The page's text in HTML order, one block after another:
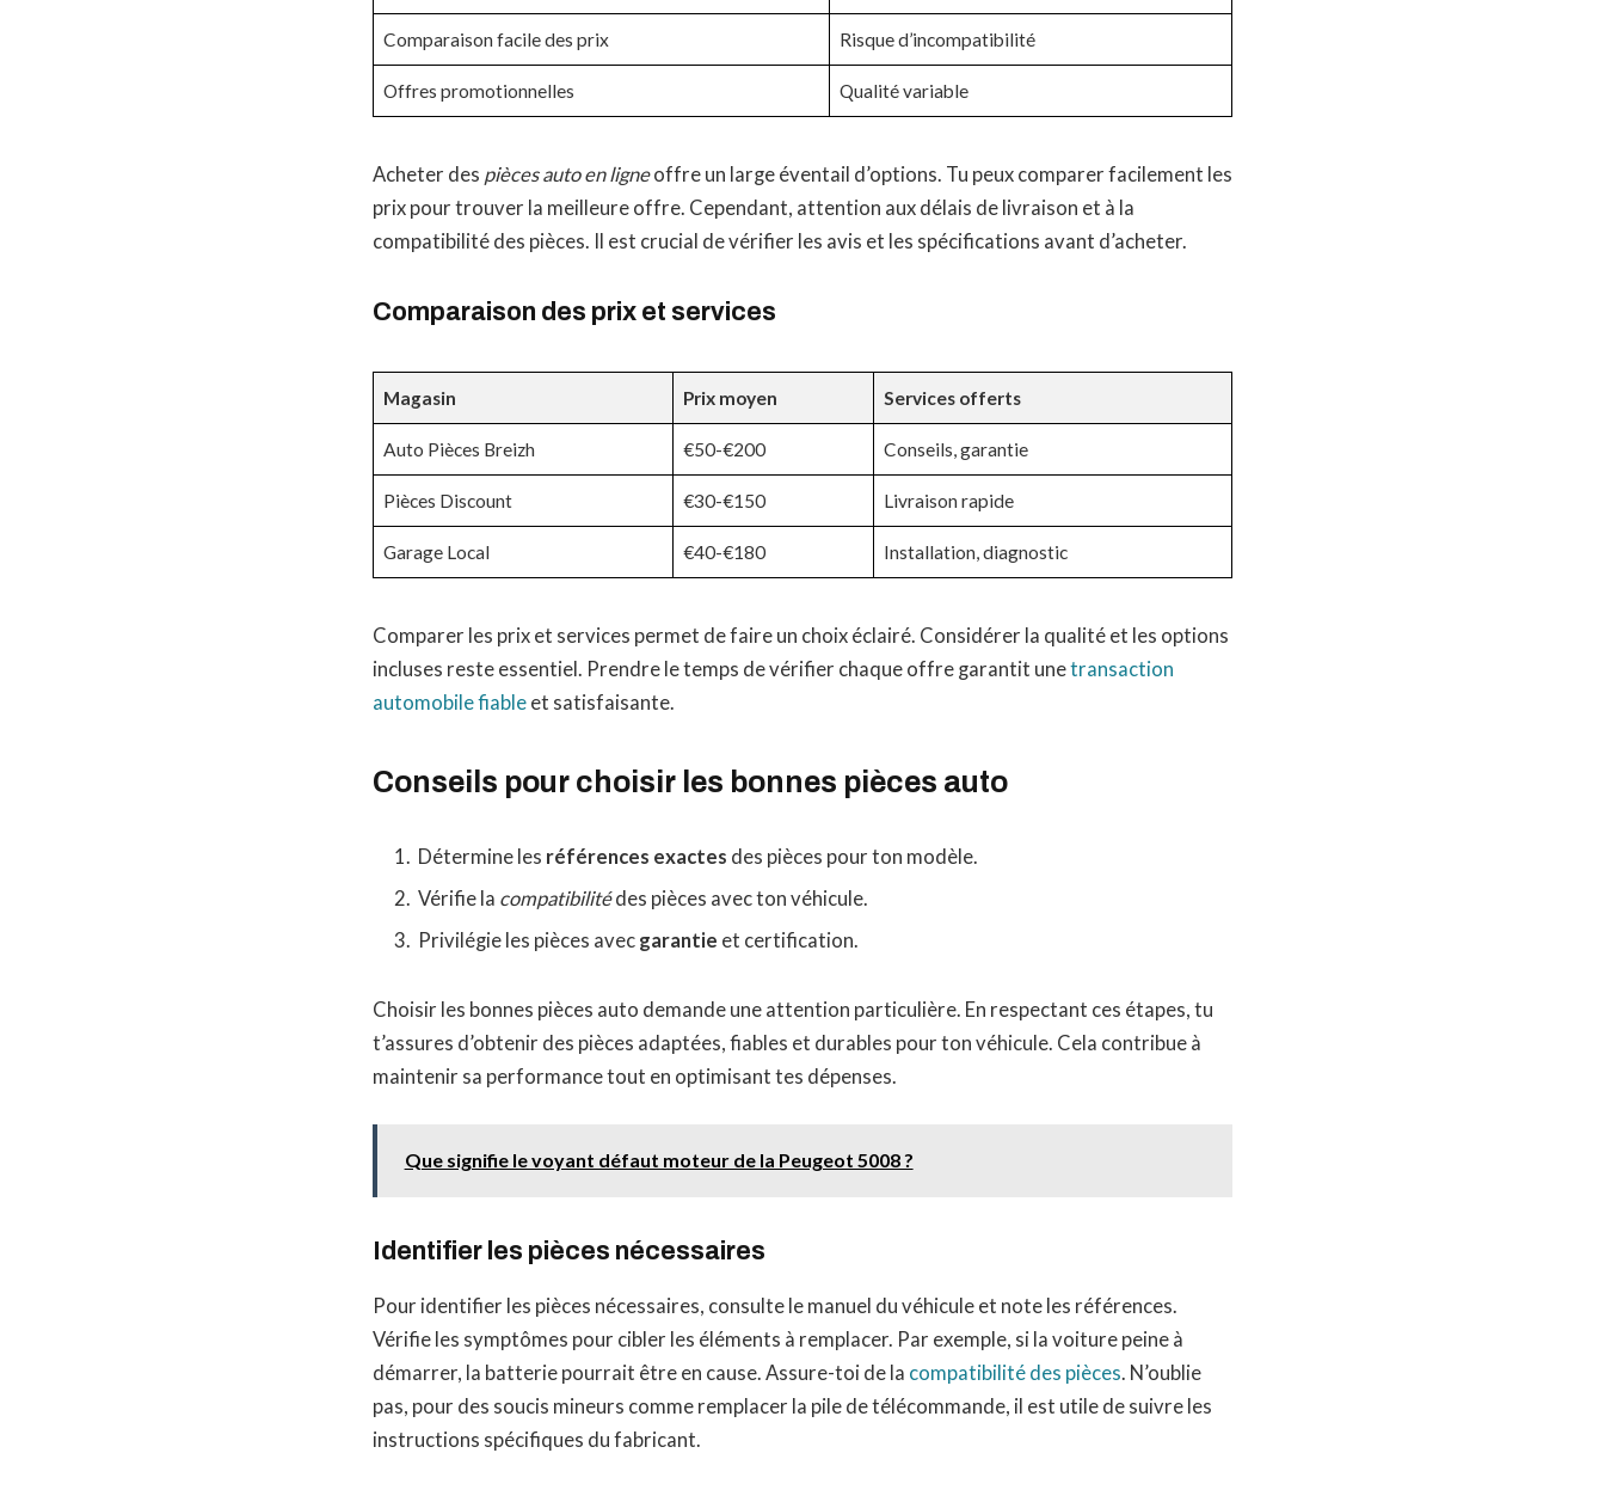
Comparaison facile des prix Risque d’incompatibilité
Offres promotionnelles Qualité variable
Acheter des pièces auto en ligneoffre un large éventail d’options. Tu peux comparer facilement les
prix pour trouver la meilleure offre. Cependant, attention aux délais de livraison et à la
compatibilité des pièces. Il est crucial de vérifier les avis et les spécifications avant d’acheter.
Comparaison des prix et services
Magasin Prix moyen Services offerts
Auto Pièces Breizh €50-€200 Conseils, garantie
Pièces Discount €30-€150 Livraison rapide
Garage Local €40-€180 Installation, diagnostic
Comparer les prix et services permet de faire un choix éclairé. Considérer la qualité et les options
incluses reste essentiel. Prendre le temps de vérifier chaque offre garantit unetransaction
automobile fiable et satisfaisante.
Conseils pour choisir les bonnes pièces auto
Détermine les références exactes des pièces pour ton modèle.
Vérifie la compatibilitédes pièces avec ton véhicule.
Privilégie les pièces avec garantie et certification.
Choisir les bonnes pièces auto demande une attention particulière. En respectant ces étapes, tu
t’assures d’obtenir des pièces adaptées, fiables et durables pour ton véhicule. Cela contribue à
maintenir sa performance tout en optimisant tes dépenses.
Que signifie le voyant défaut moteur de la Peugeot 5008 ?
Identifier les pièces nécessaires
Pour identifier les pièces nécessaires, consulte le manuel du véhicule et note les références.
Vérifie les symptômes pour cibler les éléments à remplacer. Par exemple, si la voiture peine à
démarrer, la batterie pourrait être en cause. Assure-toi de la compatibilité des pièces. N’oublie
pas, pour des soucis mineurs comme remplacer la pile de télécommande, il est utile de suivre les
instructions spécifiques du fabricant.